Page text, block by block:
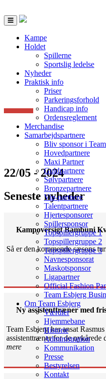
Toggle
navigation
Kampe
Holdet
Spillerne
Sportslig ledelse
Nyheder
Praktisk info
Priser
Parkeringsforhold
Handicap info
Ordensreglement
Merchandise
Samarbejdspartnere
Bliv sponsor i
Hovedpartnere
Maxi Partner
Guldpartnere
Sølvpartnere
Bronzepartnere
Vip-partnere
Talentpartnere
Hjertesponsorer
Spillersponsor
Topspillergruppe 1
Topspillergruppe 2
Topspillergruppe 3
Navnesponsorat
Maskotsponsor
Ligapartner
Official Fashion
Team Esbjerg
Om Team Esbjerg
Værdier
Hjemmebane
Historie
Administration
Kommunikation
Presse
Bestyrelsen
Kontakt
22/05 - 2024
Seneste nyheder
Kampoversigt Bambuni
Så er den kommende sæsons
Ny assistenttræner med
Team Esbjerg har ansat
assistenttræner for de nykårede
mere